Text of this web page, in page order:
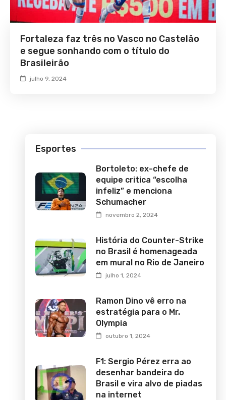
Fortaleza faz três no Vasco no Castelão
e segue sonhando com o título do
Brasileirão
julho 9, 2024
Esportes
Bortoleto: ex-chefe de
equipe critica “escolha
infeliz” e menciona
Schumacher
novembro 2, 2024
História do Counter-Strike
no Brasil é homenageada
em mural no Rio de Janeiro
julho 1, 2024
Ramon Dino vê erro na
estratégia para o Mr.
Olympia
outubro 1, 2024
F1: Sergio Pérez erra ao
desenhar bandeira do
Brasil e vira alvo de piadas
na internet